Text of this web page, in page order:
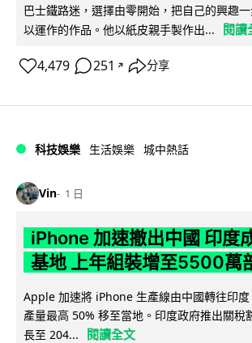
巴士鐵路迷，選擇由零開始，把自己的興趣
以運作的作品。他以紙皮親手製作出...
閱讀
4,479 251 ↗ 分享
科技娛樂 生活娛樂 城中熱話
Vin 1 日
iPhone 加速撤出中國 印度
基地 上年組裝增至5500萬
Apple 加速將 iPhone 生產線由中國轉往印
產量最高 50% 移至當地。印度政府推出關稅
長至 204...
閱讀全文